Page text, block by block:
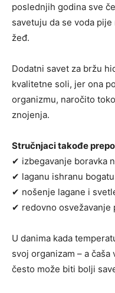
poslednjih godina sve
savetuju da se voda
žeđ.
Dodatni savet za bržu
kvalitetne soli, jer ona
organizmu, naročito
znojenja.
Stručnjaci takođe
✔ izbegavanje boravka
✔ laganu ishranu
✔ nošenje lagane i
✔ redovno osvežavanje
U danima kada
svoj organizam – a
često može biti bolji